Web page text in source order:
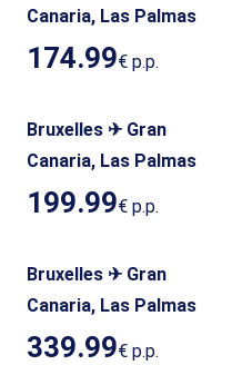
Canaria, Las Palmas
174.99€ p.p.
Bruxelles ✈ Gran
Canaria, Las Palmas
199.99€ p.p.
Bruxelles ✈ Gran
Canaria, Las Palmas
339.99€ p.p.